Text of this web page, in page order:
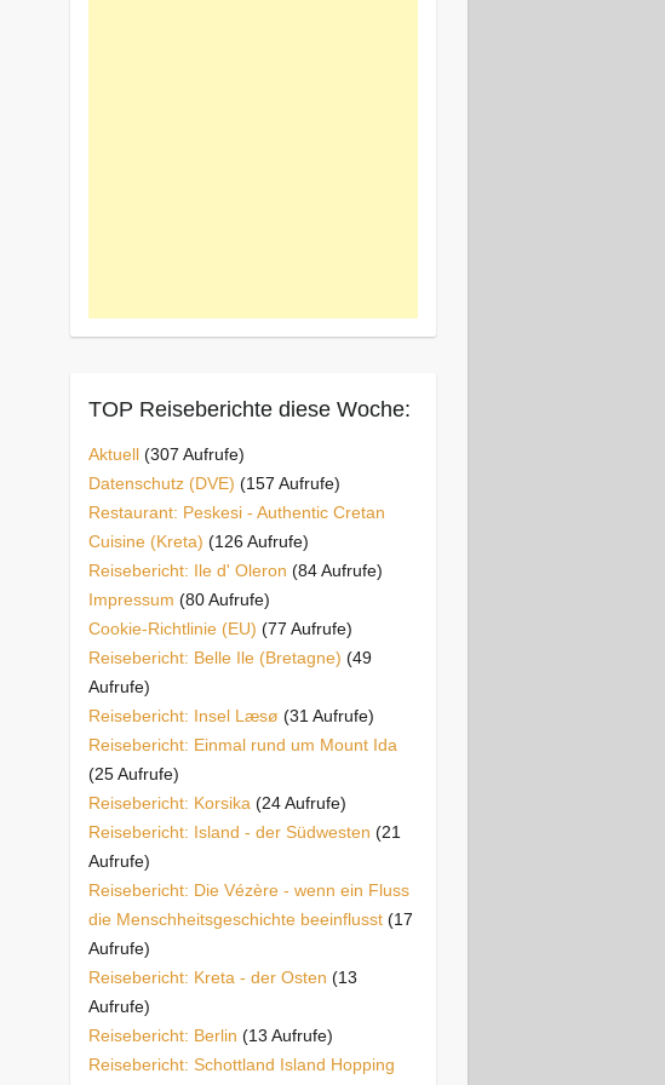
TOP Reiseberichte diese Woche:
Aktuell (307 Aufrufe)
Datenschutz (DVE) (157 Aufrufe)
Restaurant: Peskesi - Authentic Cretan
Cuisine (Kreta) (126 Aufrufe)
Reisebericht: Ile d' Oleron (84 Aufrufe)
Impressum (80 Aufrufe)
Cookie-Richtlinie (EU) (77 Aufrufe)
Reisebericht: Belle Ile (Bretagne) (49
Aufrufe)
Reisebericht: Insel Læsø (31 Aufrufe)
Reisebericht: Einmal rund um Mount Ida
(25 Aufrufe)
Reisebericht: Korsika (24 Aufrufe)
Reisebericht: Island - der Südwesten (21
Aufrufe)
Reisebericht: Die Vézère - wenn ein Fluss
die Menschheitsgeschichte beeinflusst (17
Aufrufe)
Reisebericht: Kreta - der Osten (13
Aufrufe)
Reisebericht: Berlin (13 Aufrufe)
Reisebericht: Schottland Island Hopping